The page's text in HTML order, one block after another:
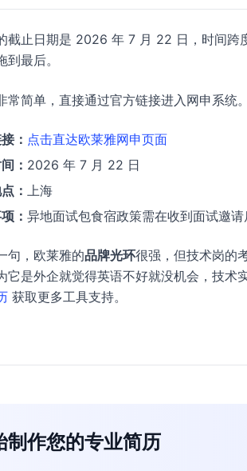
截止日期是 2026 年 7 月 22 日，时间跨
最后。
常简单，直接通过官方链接进入网申系统
： 点击直达欧莱雅网申页面
： 2026 年 7 月 22 日
： 上海
： 异地面试包食宿政策需在收到面试邀
句，欧莱雅的品牌光环很强，但技术岗的
它是外企就觉得英语不好就没机会，技
获取更多工具支持。
制作您的专业简历